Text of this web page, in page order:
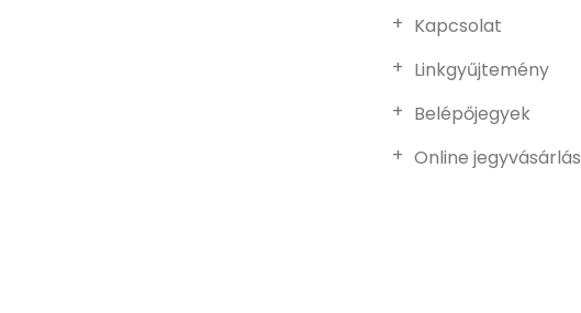
Kapcsolat
Linkgyűjtemény
Belépőjegyek
Online jegyvásárlás